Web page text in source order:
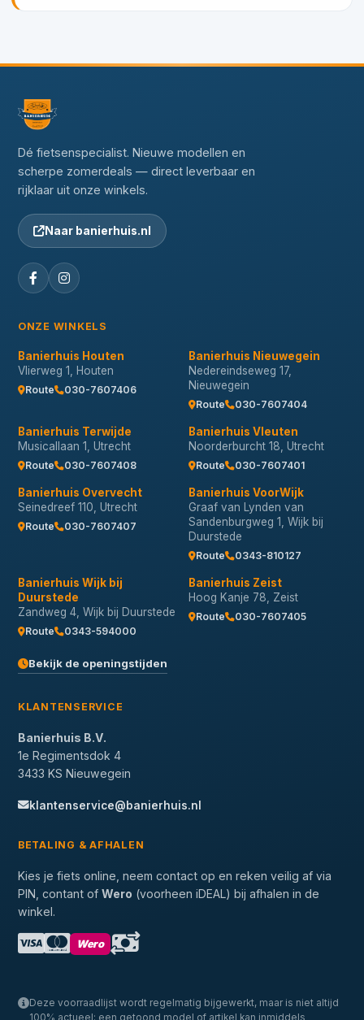
Dé fietsenspecialist. Nieuwe modellen en
scherpe zomerdeals — direct leverbaar en
rijklaar uit onze winkels.
Naar banierhuis.nl
ONZE WINKELS
Banierhuis Houten
Vlierweg 1, Houten
Route 030-7607406
Banierhuis Nieuwegein
Nedereindseweg 17,
Nieuwegein
Route 030-7607404
Banierhuis Terwijde
Musicallaan 1, Utrecht
Route 030-7607408
Banierhuis Vleuten
Noorderburcht 18, Utrecht
Route 030-7607401
Banierhuis Overvecht
Seinedreef 110, Utrecht
Route 030-7607407
Banierhuis VoorWijk
Graaf van Lynden van
Sandenburgweg 1, Wijk bij
Duurstede
Route 0343-810127
Banierhuis Wijk bij
Duurstede
Zandweg 4, Wijk bij Duurstede
Route 0343-594000
Banierhuis Zeist
Hoog Kanje 78, Zeist
Route 030-7607405
Bekijk de openingstijden
KLANTENSERVICE
Banierhuis B.V.
1e Regimentsdok 4
3433 KS Nieuwegein
klantenservice@banierhuis.nl
BETALING & AFHALEN
Kies je fiets online, neem contact op en reken veilig af via
PIN, contant of Wero (voorheen iDEAL) bij afhalen in de
winkel.
Wero
Deze voorraadlijst wordt regelmatig bijgewerkt, maar is niet altijd
100% actueel: een getoond model of artikel kan inmiddels